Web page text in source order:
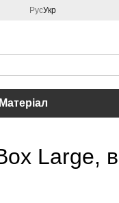
РусУкр
Матеріал
Large,